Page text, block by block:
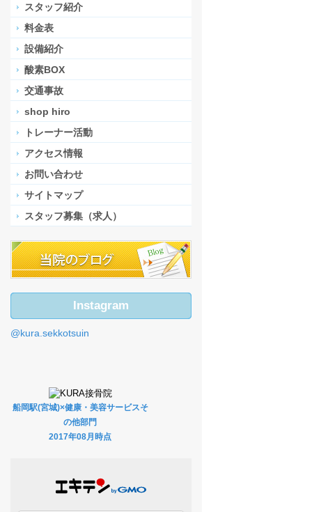
スタッフ紹介
料金表
設備紹介
酸素BOX
交通事故
shop hiro
トレーナー活動
アクセス情報
お問い合わせ
サイトマップ
スタッフ募集（求人）
Instagram
@kura.sekkotsuin
船岡駅(宮城)×健康・美容サービスそ
の他部門
2017年08月時点